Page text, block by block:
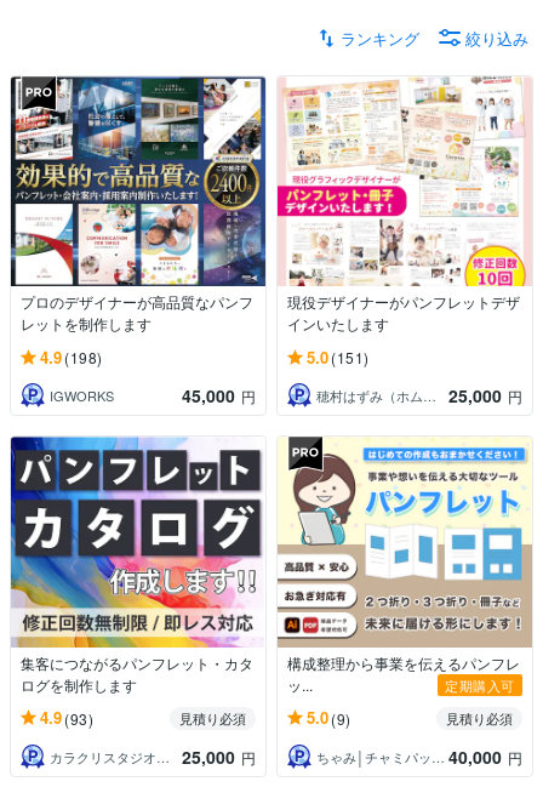
ランキング 絞り込み
プロのデザイナーが高品質なパンフ
レットを制作します
4.9(198)
IGWORKS 45,000 円
現役デザイナーがパンフレットデザ
インいたします
5.0(151)
穂村はずみ（ホムラハズミ） 25,000 円
集客につながるパンフレット・カタ
ログを制作します
4.9(93)
見積り必須
カラクリスタジオ－河内力哉
25,000 円
構成整理から事業を伝えるパンフレ
ッ...
定期購入可
5.0(9)
見積り必須
ちゃみ│チャミパッパデザイン 40,000 円